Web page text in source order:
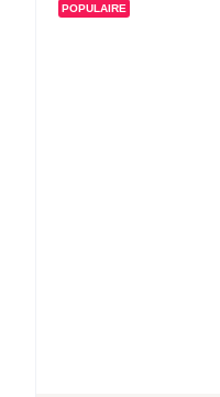
POPULAIRE